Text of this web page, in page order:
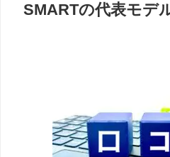
SMARTの代表モデ